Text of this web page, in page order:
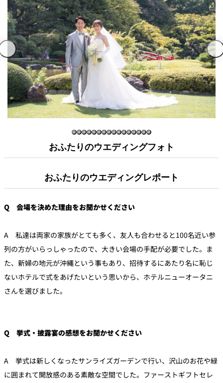
おふたりのウエディングフォト
おふたりのウエディングレポート
Q 会場を決めた理由をお聞かせください
A 私達は両家の家族がとても多く、友人も合わせると100名近い参
列の方がいらっしゃったので、大きい会場の手配が必要でした。ま
た、新婦の地元が沖縄という事もあり、招待するにあたり名に恥じ
ないホテルで式をあげたいという思いから、ホテルニューオータニ
さんを選びました。
Q 挙式・披露宴の感想をお聞かせください
A 挙式は新しくなったサンライズガーデンで行い、沢山のお花や緑
に囲まれて開放感のある素敵な空間でした。ファーストギフトセレ